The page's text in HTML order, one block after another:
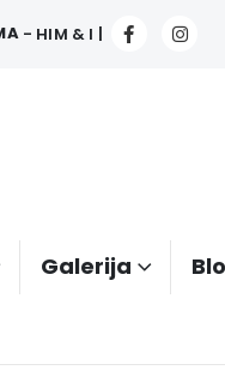
- HIM & I |
Galerija